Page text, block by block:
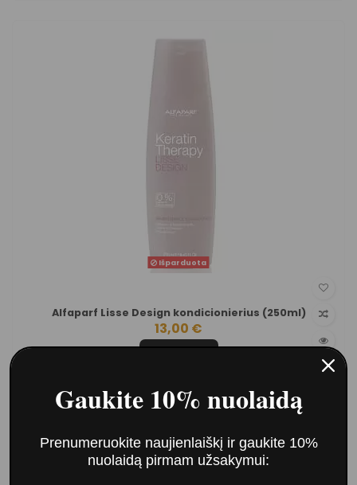
Išparduota
Alfaparf Lisse Design kondicionierius (250ml)
13,00 €
Gaukite 10% nuolaidą
Prenumeruokite naujienlaiškį ir gaukite 10%
nuolaidą pirmam užsakymui: